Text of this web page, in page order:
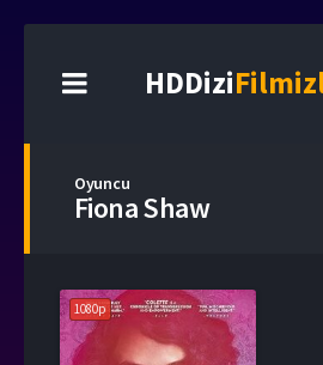
HDDizi
Oyuncu
Fiona Shaw
1080p